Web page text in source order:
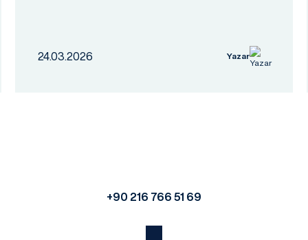
24.03.2026 Yazar
+90 216 766 51 69